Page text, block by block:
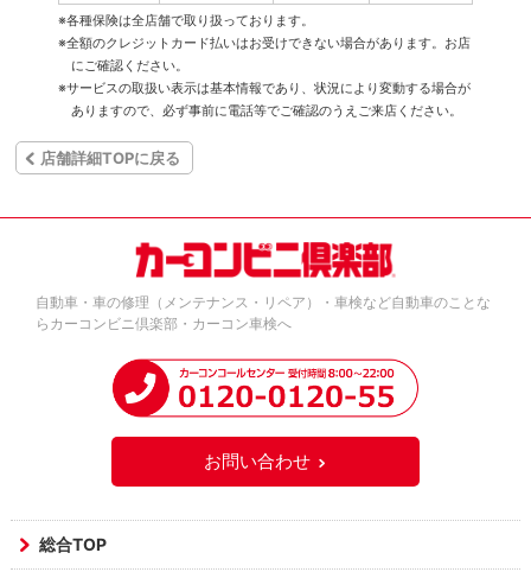
※各種保険は全店舗で取り扱っております。
※全額のクレジットカード払いはお受けできない場合があります。お店
にご確認ください。
※サービスの取扱い表示は基本情報であり、状況により変動する場合が
ありますので、必ず事前に電話等でご確認のうえご来店ください。
店舗詳細TOPに戻る
自動車・車の修理（メンテナンス・リペア）・車検など自動車のことな
らカーコンビニ倶楽部・カーコン車検へ
お問い合わせ
総合TOP